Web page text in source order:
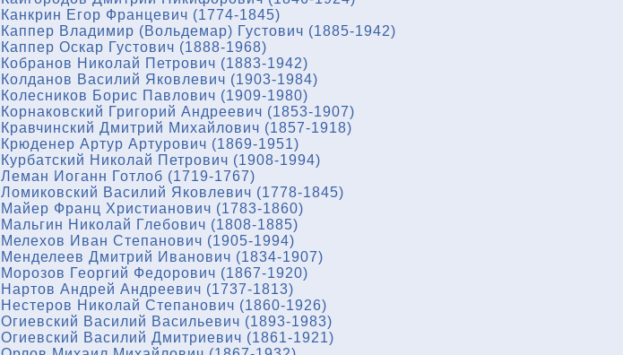
Канкрин Егор Францевич (1774-1845)
Каппер Владимир (Вольдемар) Густович (1885-1942)
Каппер Оскар Густович (1888-1968)
Кобранов Николай Петрович (1883-1942)
Колданов Василий Яковлевич (1903-1984)
Колесников Борис Павлович (1909-1980)
Корнаковский Григорий Андреевич (1853-1907)
Кравчинский Дмитрий Михайлович (1857-1918)
Крюденер Артур Артурович (1869-1951)
Курбатский Николай Петрович (1908-1994)
Леман Иоганн Готлоб (1719-1767)
Ломиковский Василий Яковлевич (1778-1845)
Майер Франц Христианович (1783-1860)
Мальгин Николай Глебович (1808-1885)
Мелехов Иван Степанович (1905-1994)
Менделеев Дмитрий Иванович (1834-1907)
Морозов Георгий Федорович (1867-1920)
Нартов Андрей Андреевич (1737-1813)
Нестеров Николай Степанович (1860-1926)
Огиевский Василий Васильевич (1893-1983)
Огиевский Василий Дмитриевич (1861-1921)